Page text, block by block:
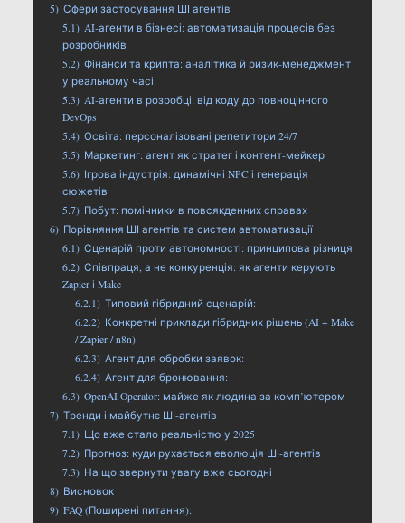
5) Сфери застосування ШІ агентів
5.1) AI-агенти в бізнесі: автоматизація процесів без
розробників
5.2) Фінанси та крипта: аналітика й ризик-менеджмент
у реальному часі
5.3) AI-агенти в розробці: від коду до повноцінного
DevOps
5.4) Освіта: персоналізовані репетитори 24/7
5.5) Маркетинг: агент як стратег і контент-мейкер
5.6) Ігрова індустрія: динамічні NPC і генерація
сюжетів
5.7) Побут: помічники в повсякденних справах
6) Порівняння ШІ агентів та систем автоматизації
6.1) Сценарій проти автономності: принципова різниця
6.2) Співпраця, а не конкуренція: як агенти керують
Zapier і Make
6.2.1) Типовий гібридний сценарій:
6.2.2) Конкретні приклади гібридних рішень (AI + Make
/ Zapier / n8n)
6.2.3) Агент для обробки заявок:
6.2.4) Агент для бронювання:
6.3) OpenAI Operator: майже як людина за комп’ютером
7) Тренди і майбутнє ШІ-агентів
7.1) Що вже стало реальністю у 2025
7.2) Прогноз: куди рухається еволюція ШІ-агентів
7.3) На що звернути увагу вже сьогодні
8) Висновок
9) FAQ (Поширені питання):